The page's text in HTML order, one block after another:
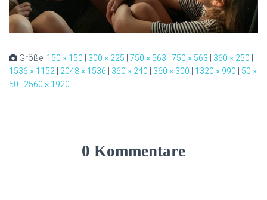
Größe: 150 × 150 | 300 × 225 | 750 × 563 | 750 × 563 | 360 × 250 |
1536 × 1152 | 2048 × 1536 | 360 × 240 | 360 × 300 | 1320 × 990 | 50 ×
50 | 2560 × 1920
0 Kommentare